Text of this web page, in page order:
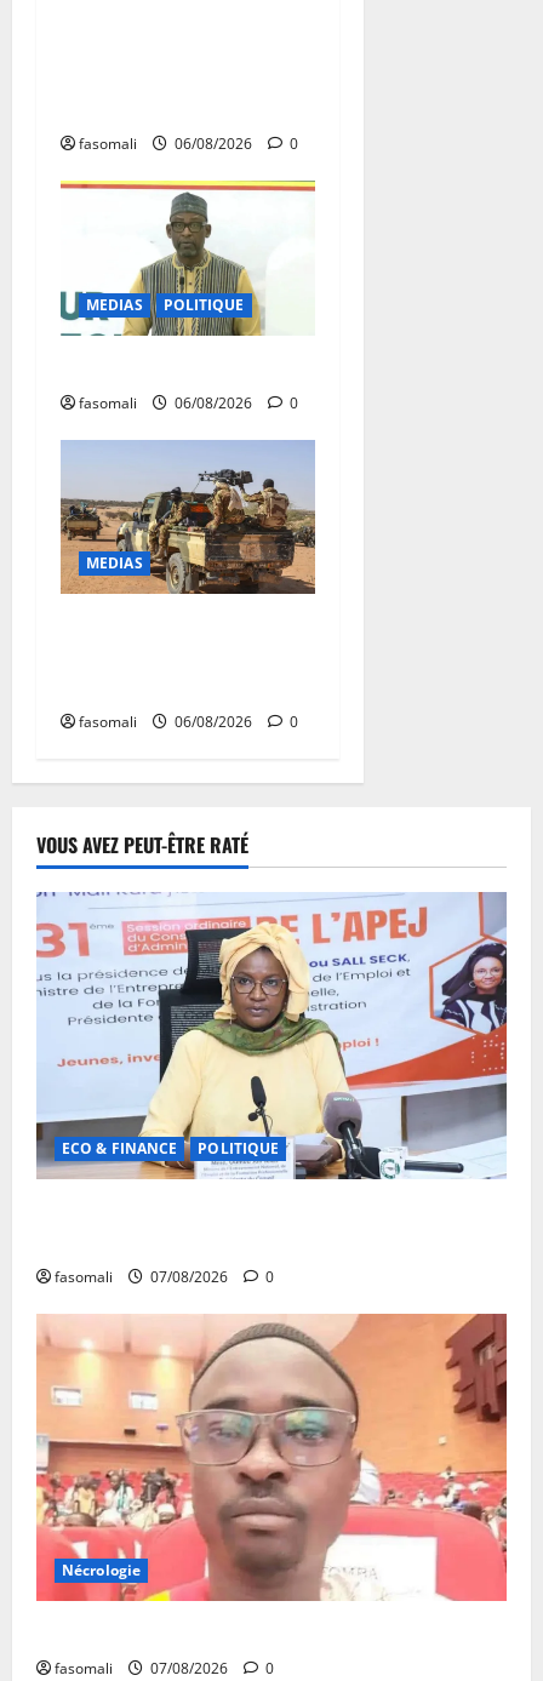
fasomali 06/08/2026 0
MEDIAS POLITIQUE
fasomali 06/08/2026 0
MEDIAS
fasomali 06/08/2026 0
VOUS AVEZ PEUT-ÊTRE RATÉ
ECO & FINANCE POLITIQUE
fasomali 07/08/2026 0
Nécrologie
fasomali 07/08/2026 0